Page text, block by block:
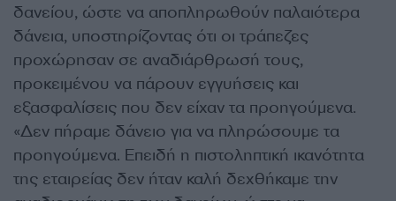
δανείου, ώστε να αποπληρωθούν παλαιότερα
δάνεια, υποστηρίζοντας ότι οι τράπεζες
προχώρησαν σε αναδιάρθρωσή τους,
προκειμένου να πάρουν εγγυήσεις και
εξασφαλίσεις που δεν είχαν τα προηγούμενα.
«Δεν πήραμε δάνειο για να πληρώσουμε τα
προηγούμενα. Επειδή η πιστοληπτική ικανότητα
της εταιρείας δεν ήταν καλή δεχθήκαμε την